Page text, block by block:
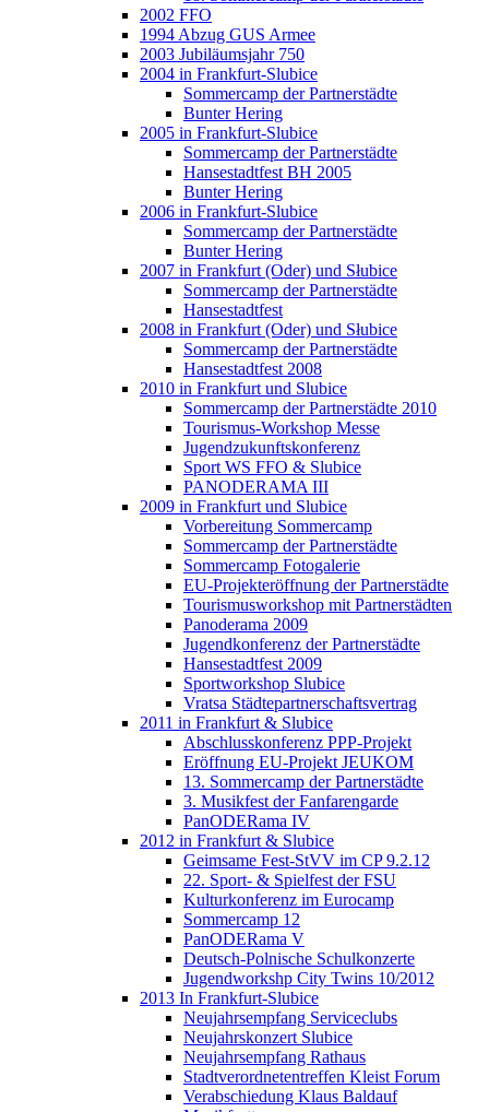
2002 FFO
1994 Abzug GUS Armee
2003 Jubiläumsjahr 750
2004 in Frankfurt-Slubice
Sommercamp der Partnerstädte
Bunter Hering
2005 in Frankfurt-Slubice
Sommercamp der Partnerstädte
Hansestadtfest BH 2005
Bunter Hering
2006 in Frankfurt-Slubice
Sommercamp der Partnerstädte
Bunter Hering
2007 in Frankfurt (Oder) und Słubice
Sommercamp der Partnerstädte
Hansestadtfest
2008 in Frankfurt (Oder) und Słubice
Sommercamp der Partnerstädte
Hansestadtfest 2008
2010 in Frankfurt und Slubice
Sommercamp der Partnerstädte 2010
Tourismus-Workshop Messe
Jugendzukunftskonferenz
Sport WS FFO & Slubice
PANODERAMA III
2009 in Frankfurt und Slubice
Vorbereitung Sommercamp
Sommercamp der Partnerstädte
Sommercamp Fotogalerie
EU-Projekteröffnung der Partnerstädte
Tourismusworkshop mit Partnerstädten
Panoderama 2009
Jugendkonferenz der Partnerstädte
Hansestadtfest 2009
Sportworkshop Slubice
Vratsa Städtepartnerschaftsvertrag
2011 in Frankfurt & Slubice
Abschlusskonferenz PPP-Projekt
Eröffnung EU-Projekt JEUKOM
13. Sommercamp der Partnerstädte
3. Musikfest der Fanfarengarde
PanODERama IV
2012 in Frankfurt & Slubice
Geimsame Fest-StVV im CP 9.2.12
22. Sport- & Spielfest der FSU
Kulturkonferenz im Eurocamp
Sommercamp 12
PanODERama V
Deutsch-Polnische Schulkonzerte
Jugendworkshp City Twins 10/2012
2013 In Frankfurt-Slubice
Neujahrsempfang Serviceclubs
Neujahrskonzert Slubice
Neujahrsempfang Rathaus
Stadtverordnetentreffen Kleist Forum
Verabschiedung Klaus Baldauf